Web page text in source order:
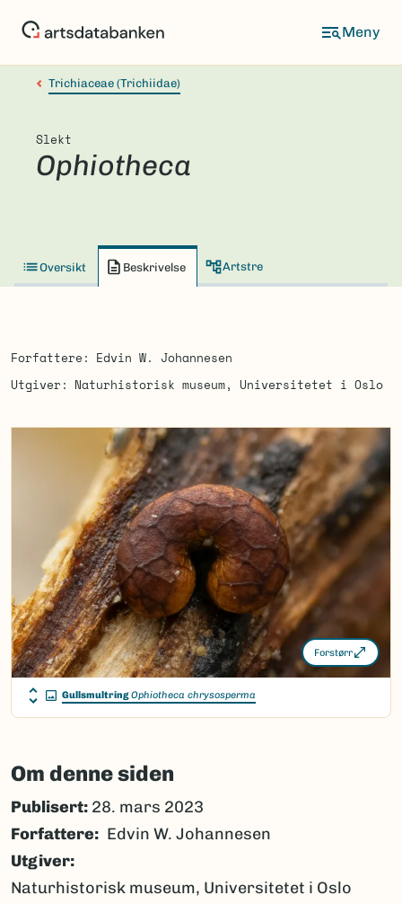
Trichiaceae (Trichiidae)
Slekt
Ophiotheca
Oversikt Beskrivelse Artstre
Forfattere
Edvin W. Johannesen
Utgiver
Naturhistorisk museum, Universitetet i Oslo
Forstørr
Gullsmultring Ophiotheca chrysosperma
Om denne siden
Publisert: 28. mars 2023
Forfattere
Edvin W. Johannesen
Utgiver
Naturhistorisk museum, Universitetet i Oslo